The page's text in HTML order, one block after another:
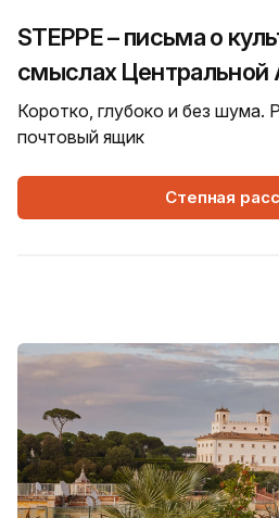
STEPPE – письма о
смыслах Центральной
Коротко, глубоко и без
почтовый ящик
Степная